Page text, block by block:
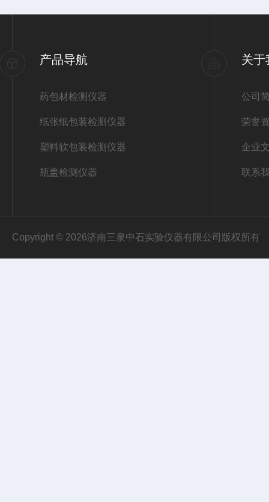
产品导航
药包材检测仪器
纸张纸包装检测仪器
塑料软包装检测仪器
瓶盖检测仪器
关于
公司
荣誉
企业
联系
Copyright © 2026济南三泉中石实验仪器有限公司版权所有